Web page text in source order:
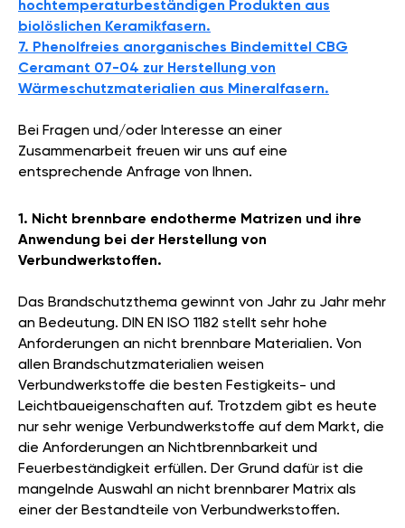
hochtemperaturbeständigen Produkten aus
biolöslichen Keramikfasern.
7. Phenolfreies anorganisches Bindemittel CBG
Ceramant 07-04 zur Herstellung von
Wärmeschutzmaterialien aus Mineralfasern.
Bei Fragen und/oder Interesse an einer
Zusammenarbeit freuen wir uns auf eine
entsprechende Anfrage von Ihnen.
1. Nicht brennbare endotherme Matrizen und ihre
Anwendung bei der Herstellung von
Verbundwerkstoffen.
Das Brandschutzthema gewinnt von Jahr zu Jahr mehr
an Bedeutung. DIN EN ISO 1182 stellt sehr hohe
Anforderungen an nicht brennbare Materialien. Von
allen Brandschutzmaterialien weisen
Verbundwerkstoffe die besten Festigkeits- und
Leichtbaueigenschaften auf. Trotzdem gibt es heute
nur sehr wenige Verbundwerkstoffe auf dem Markt, die
die Anforderungen an Nichtbrennbarkeit und
Feuerbeständigkeit erfüllen. Der Grund dafür ist die
mangelnde Auswahl an nicht brennbarer Matrix als
einer der Bestandteile von Verbundwerkstoffen.